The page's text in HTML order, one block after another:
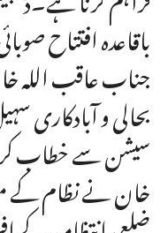
باقاعدہ افتتاح
جناب عاقب اللہ
بحالی و آبادکاری
سیشن سے خطاب
خان نے نظام کے